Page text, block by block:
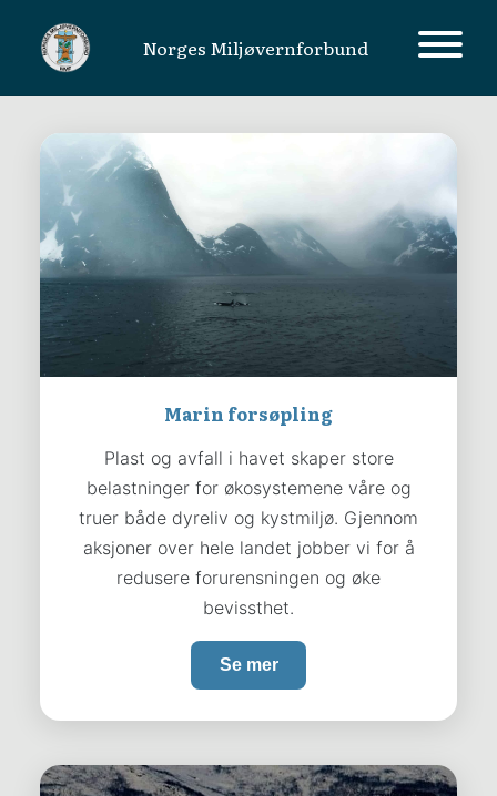
MAIN NAVIGATIONNorges Miljøvernforbund
Marin forsøpling
Plast og avfall i havet skaper store
belastninger for økosystemene våre og
truer både dyreliv og kystmiljø. Gjennom
aksjoner over hele landet jobber vi for å
redusere forurensningen og øke
bevissthet.
Se mer